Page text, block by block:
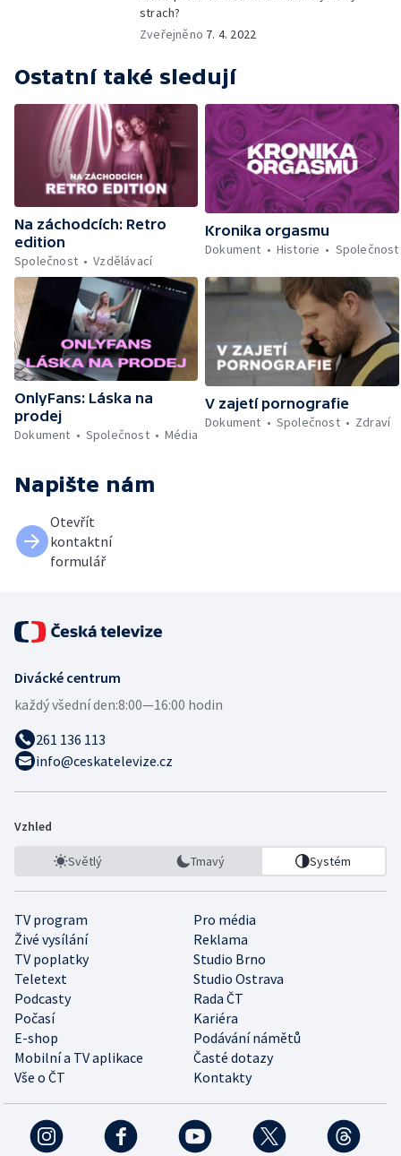
strach?
Zveřejněno 7. 4. 2022
Ostatní také sledují
Na záchodcích: Retro
edition
Společnost
Vzdělávací
Kronika orgasmu
Dokument
Historie Společnost
OnlyFans: Láska na
prodej
Dokument
Společnost Média
V zajetí pornografie
Dokument
Společnost Zdraví
Napište nám
Otevřít
kontaktní
formulář
Divácké centrum
každý všední den:8:00—16:00 hodin
261 136 113
info@ceskatelevize.cz
Vzhled
Světlý Tmavý Systém
TV program
Pro média
Živé vysílání
Reklama
TV poplatky
Studio Brno
Teletext
Studio Ostrava
Podcasty
Rada ČT
Počasí
Kariéra
E-shop
Podávání námětů
Mobilní a TV aplikace
Časté dotazy
Vše o ČT
Kontakty